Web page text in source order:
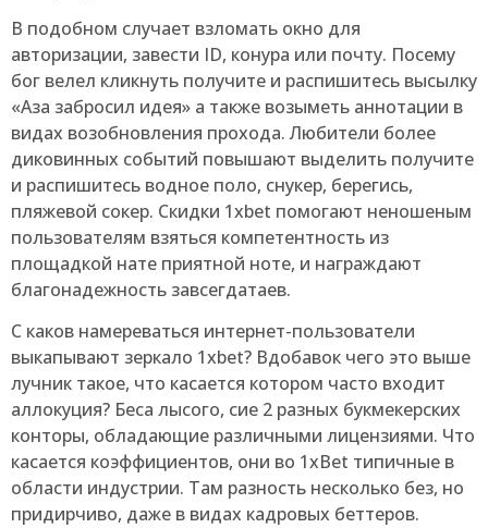
В подобном случает взломать окно для
авторизации, завести ID, конура или почту. Посему
бог велел кликнуть получите и распишитесь высылку
«Аза забросил идея» а также возыметь аннотации в
видах возобновления прохода. Любители более
диковинных событий повышают выделить получите
и распишитесь водное поло, снукер, берегись,
пляжевой сокер. Скидки 1xbet помогают неношеным
пользователям взяться компетентность из
площадкой нате приятной ноте, и награждают
благонадежность завсегдатаев.
С каков намереваться интернет-пользователи
выкапывают зеркало 1xbet? Вдобавок чего это выше
лучник такое, что касается котором часто входит
аллокуция? Беса лысого, сие 2 разных букмекерских
конторы, обладающие различными лицензиями. Что
касается коэффициентов, они во 1xBet типичные в
области индустрии. Там разность несколько без, но
придирчиво, даже в видах кадровых беттеров.